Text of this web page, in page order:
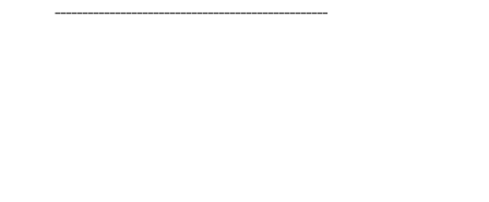
--------------------------------------------------